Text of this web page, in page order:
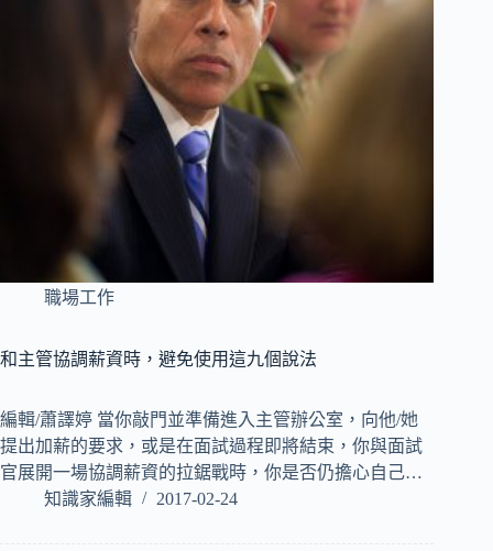
職場工作
和主管協調薪資時，避免使用這九個說法
編輯/蕭譯婷 當你敲門並準備進入主管辦公室，向他/她
提出加薪的要求，或是在面試過程即將結束，你與面試
官展開一場協調薪資的拉鋸戰時，你是否仍擔心自己…
知識家編輯
2017-02-24